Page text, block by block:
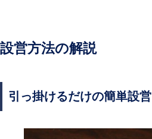
設営方法の解説
引っ掛けるだけの簡単設営